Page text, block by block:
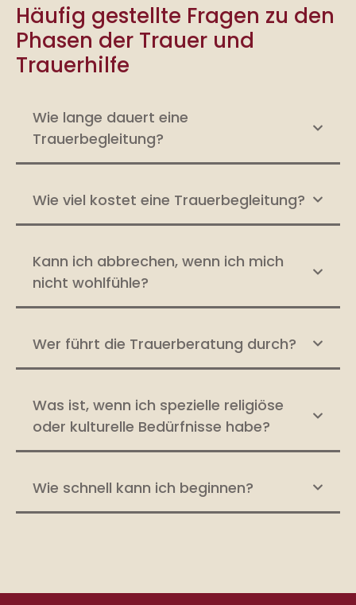
Häufig gestellte Fragen zu den
Phasen der Trauer und
Trauerhilfe
Wie lange dauert eine
Trauerbegleitung?
Wie viel kostet eine Trauerbegleitung?
Kann ich abbrechen, wenn ich mich
nicht wohlfühle?
Wer führt die Trauerberatung durch?
Was ist, wenn ich spezielle religiöse
oder kulturelle Bedürfnisse habe?
Wie schnell kann ich beginnen?